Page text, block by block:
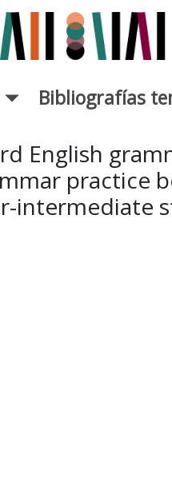
Bibliografías
English
practice
intermediate